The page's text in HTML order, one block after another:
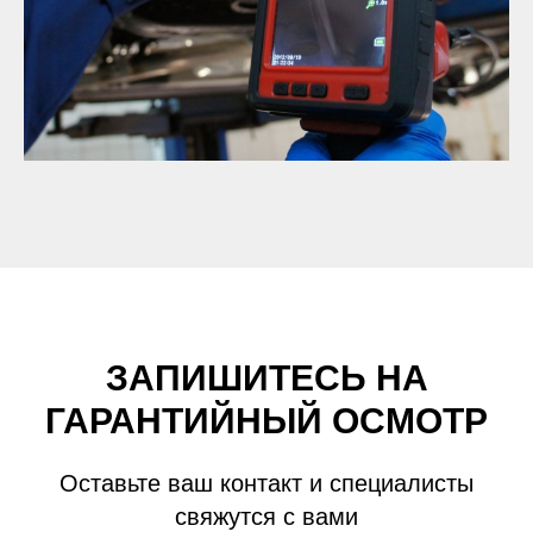
ЗАПИШИТЕСЬ НА
ГАРАНТИЙНЫЙ ОСМОТР
Оставьте ваш контакт и специалисты
свяжутся с вами